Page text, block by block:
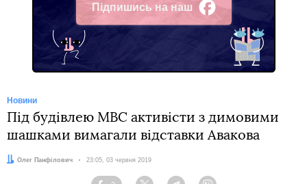
Підпишись на наш
Facebook
Новини
Під будівлею МВС активісти з димовими
шашками вимагали відставки Авакова
Автор:
Олег Панфілович Дата:
23:05, 03 червня 2019